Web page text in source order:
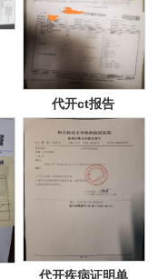
代开ct报告
代开疾病证明单